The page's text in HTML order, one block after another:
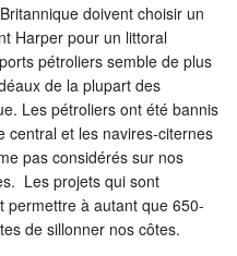
doivent choisir un
Harper pour un littoral
pétroliers semble de plus
de la plupart des
Les pétroliers ont été bannis
central et les navires-citernes
pas considérés sur nos
Les projets qui sont
permettre à autant que 650-
de sillonner nos côtes.